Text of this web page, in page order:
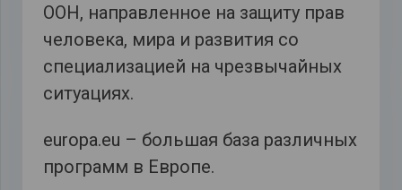
ООН, направленное на защиту прав
человека, мира и развития со
специализацией на чрезвычайных
ситуациях.
europa.eu – большая база различных
программ в Европе.